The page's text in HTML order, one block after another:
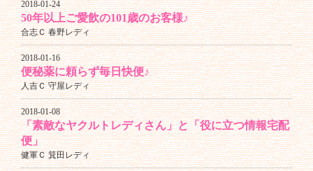
2018-01-24
50年以上ご愛飲の101歳のお客様♪
合志Ｃ 春野レディ
2018-01-16
便秘薬に頼らず毎日快便♪
人吉Ｃ 守屋レディ
2018-01-08
「素敵なヤクルトレディさん」と「役に立つ情報宅配
便」
健軍Ｃ 箕田レディ